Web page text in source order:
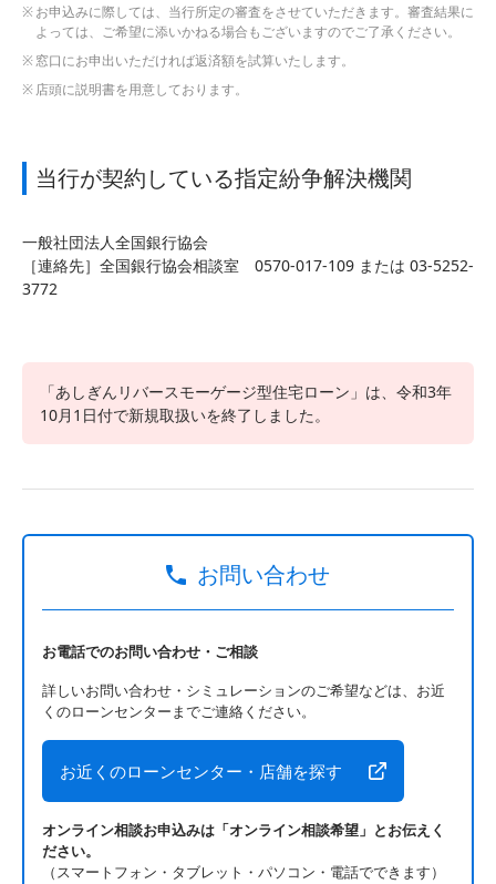
お申込みに際しては、当行所定の審査をさせていただきます。審査結果に
よっては、ご希望に添いかねる場合もございますのでご了承ください。
窓口にお申出いただければ返済額を試算いたします。
店頭に説明書を用意しております。
当行が契約している指定紛争解決機関
一般社団法人全国銀行協会
［連絡先］全国銀行協会相談室 0570-017-109 または 03-5252-
3772
「あしぎんリバースモーゲージ型住宅ローン」は、令和3年
10月1日付で新規取扱いを終了しました。
お問い合わせ
お電話でのお問い合わせ・ご相談
詳しいお問い合わせ・シミュレーションのご希望などは、お近
くのローンセンターまでご連絡ください。
お近くのローンセンター・店舗を探す
オンライン相談お申込みは「オンライン相談希望」とお伝えく
ださい。
（スマートフォン・タブレット・パソコン・電話でできます）